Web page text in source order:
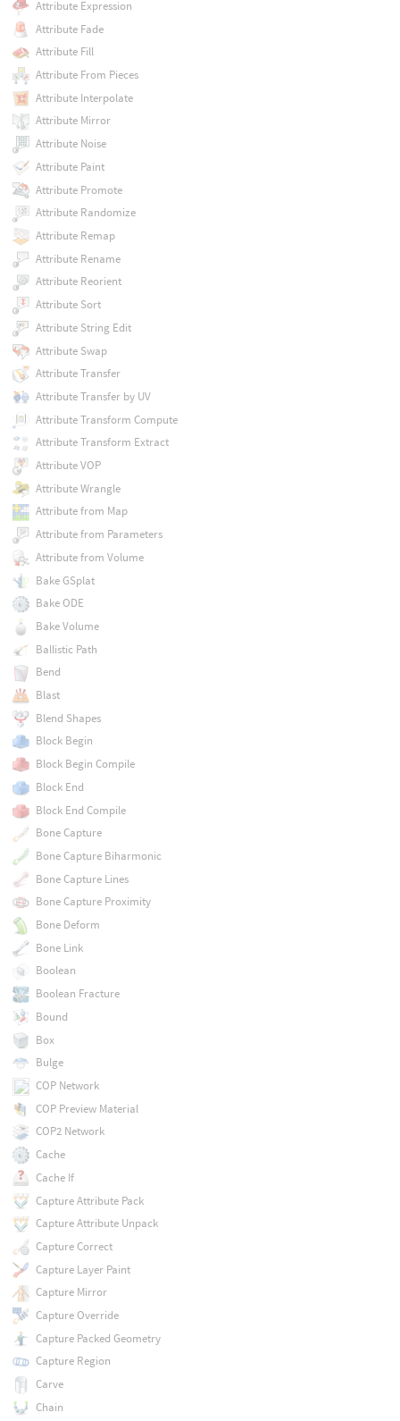
Attribute Expression
Attribute Fade
Attribute Fill
Attribute From Pieces
Attribute Interpolate
Attribute Mirror
Attribute Noise
Attribute Paint
Attribute Promote
Attribute Randomize
Attribute Remap
Attribute Rename
Attribute Reorient
Attribute Sort
Attribute String Edit
Attribute Swap
Attribute Transfer
Attribute Transfer by UV
Attribute Transform Compute
Attribute Transform Extract
Attribute VOP
Attribute Wrangle
Attribute from Map
Attribute from Parameters
Attribute from Volume
Bake GSplat
Bake ODE
Bake Volume
Ballistic Path
Bend
Blast
Blend Shapes
Block Begin
Block Begin Compile
Block End
Block End Compile
Bone Capture
Bone Capture Biharmonic
Bone Capture Lines
Bone Capture Proximity
Bone Deform
Bone Link
Boolean
Boolean Fracture
Bound
Box
Bulge
COP Network
COP Preview Material
COP2 Network
Cache
Cache If
Capture Attribute Pack
Capture Attribute Unpack
Capture Correct
Capture Layer Paint
Capture Mirror
Capture Override
Capture Packed Geometry
Capture Region
Carve
Chain